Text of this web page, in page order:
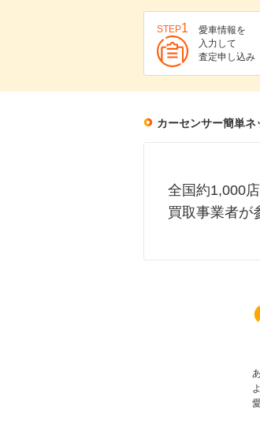
STEP1
愛車情報を
入力して
査定申し込み
カーセンサー簡単ネ
全国約1,000
買取事業者が